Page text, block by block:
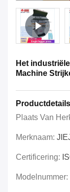
Het
Machine
Productdetails
Plaats Van
Merknaam:
Certificering:
Modelnummer: